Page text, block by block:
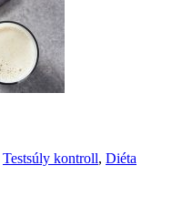
Testsúly kontroll, Diéta